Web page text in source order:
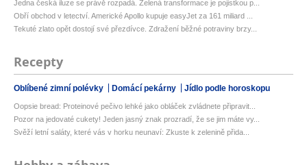
Jedna česká iluze se právě rozpadá. Zelená transformace je pojistkou p...
Obří obchod v letectví. Americké Apollo kupuje easyJet za 161 miliard ...
Tekuté zlato opět dostojí své přezdívce. Zdražení běžné potraviny brzy...
Recepty
Oblíbené zimní polévky Domácí pekárny Jídlo podle horoskopu
Oopsie bread: Proteinové pečivo lehké jako obláček zvládnete připravit...
Pozor na jedovaté cukety! Jeden jasný znak prozradí, že se jim máte vy...
Svěží letní saláty, které vás v horku neunaví: Zkuste k zelenině přida...